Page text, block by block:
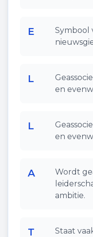
E
Symbool
L
en
L
en
A
Wordt
ambitie.
T
Staat